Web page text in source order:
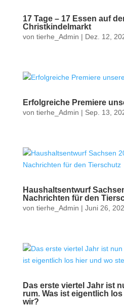
17 Tage – 17 Essen auf
Christkindelmarkt
von tierhe_Admin | Dez. 12,
Erfolgreiche Premiere
von tierhe_Admin | Sep. 13,
Haushaltsentwurf
Nachrichten für den
von tierhe_Admin | Juni 26,
Das erste viertel Jahr ist
rum. Was ist eigentlich
wir?